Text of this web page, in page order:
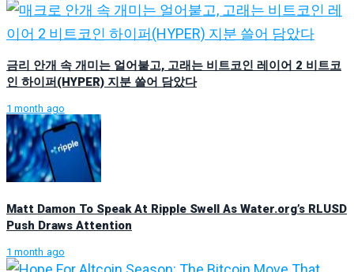
금리 안개 속 개미는 얼어붙고, 고래는 비트코인 레이어 2 비트코
인 하이퍼(HYPER) 지분 쓸어 담았다
1 month ago
Matt Damon To Speak At Ripple Swell As Water.org’s RLUSD
Push Draws Attention
1 month ago